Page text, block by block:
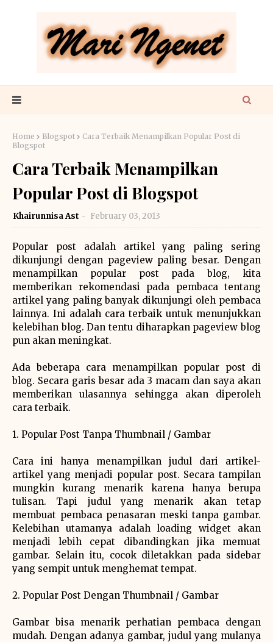
Home Blogspot
Cara Terbaik Menampilkan Popular Post di
Blogspot
Cara Terbaik Menampilkan
Popular Post di Blogspot
Khairunnisa Ast February 03, 2013
Popular post adalah artikel yang paling sering
dikunjungi dengan pageview paling besar. Dengan
menampilkan popular post pada blog, kita
memberikan rekomendasi pada pembaca tentang
artikel yang paling banyak dikunjungi oleh pembaca
lainnya. Ini adalah cara terbaik untuk menunjukkan
kelebihan blog. Dan tentu diharapkan pageview blog
pun akan meningkat.
Ada beberapa cara menampilkan popular post di
blog. Secara garis besar ada 3 macam dan saya akan
memberikan ulasannya sehingga akan diperoleh
cara terbaik.
1. Popular Post Tanpa Thumbnail / Gambar
Cara ini hanya menampilkan judul dari artikel-
artikel yang menjadi popular post. Secara tampilan
mungkin kurang menarik karena hanya berupa
tulisan. Tapi judul yang menarik akan tetap
membuat pembaca penasaran meski tanpa gambar.
Kelebihan utamanya adalah loading widget akan
menjadi lebih cepat dibandingkan jika memuat
gambar. Selain itu, cocok diletakkan pada sidebar
yang sempit untuk menghemat tempat.
2. Popular Post Dengan Thumbnail / Gambar
Gambar bisa menarik perhatian pembaca dengan
mudah. Dengan adanya gambar, judul yang mulanya